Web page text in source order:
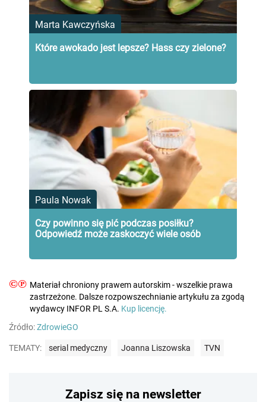
Marta Kawczyńska
Które awokado jest lepsze? Hass czy zielone?
Paula Nowak
Czy powinno się pić podczas posiłku?
Odpowiedź może zaskoczyć wiele osób
©℗ Materiał chroniony prawem autorskim - wszelkie prawa
zastrzeżone. Dalsze rozpowszechnianie artykułu za zgodą
wydawcy INFOR PL S.A. Kup licencję.
Źródło:ZdrowieGO
TEMATY: serial medyczny Joanna Liszowska TVN
Zapisz się na newsletter